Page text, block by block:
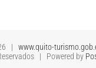
| www.quito-
| Powered by